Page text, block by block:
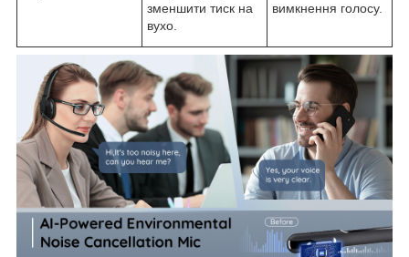
зменшити тиск на
вухо.
вимкнення голосу.